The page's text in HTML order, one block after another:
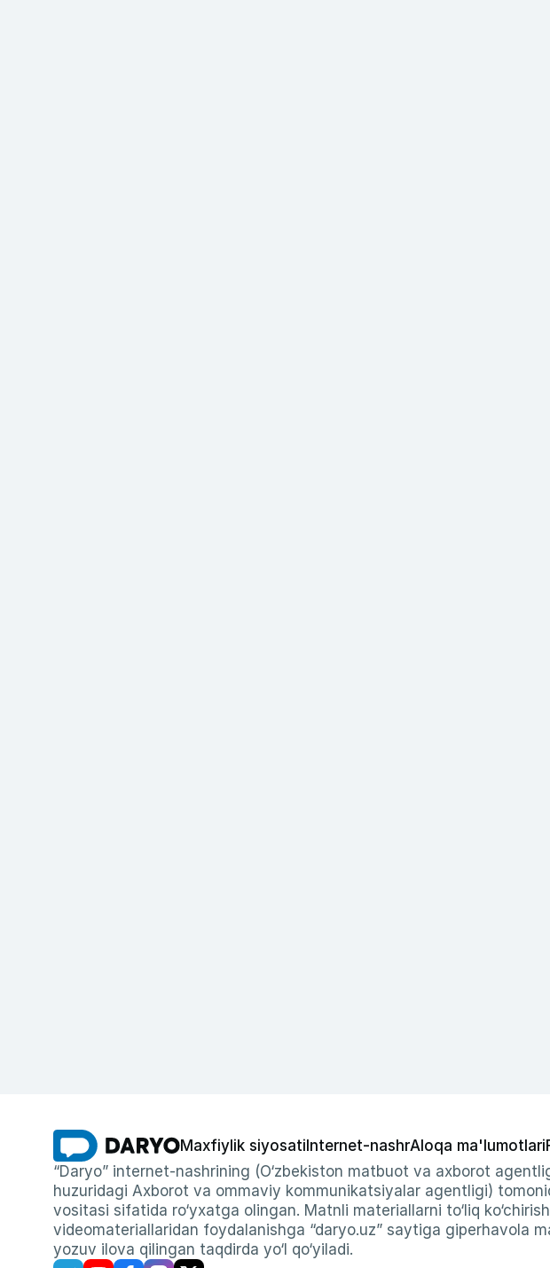
Maxfiylik siyosati Internet-nashrAloqa ma'lumotlari
“Daryo” internet-nashrining (O‘zbekiston matbuot va axborot
huzuridagi Axborot va ommaviy kommunikatsiyalar agentligi)
vositasi sifatida ro‘yxatga olingan. Matnli materiallarni to‘liq
videomateriallaridan foydalanishga “daryo.uz” saytiga giperhavola
yozuv ilova qilingan taqdirda yo‘l qo‘yiladi.